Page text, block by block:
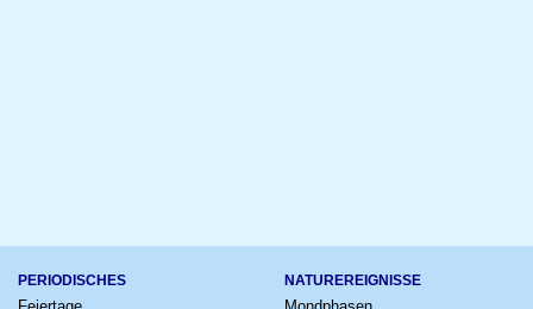
PERIODISCHES NATUREREIGNISSE